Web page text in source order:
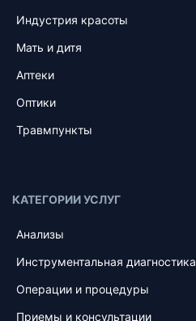
Индустрия красоты
Мать и дитя
Аптеки
Оптики
Травмпункты
КАТЕГОРИИ УСЛУГ
Анализы
Инструментальная диагностика
Операции и процедуры
Приемы и консультации